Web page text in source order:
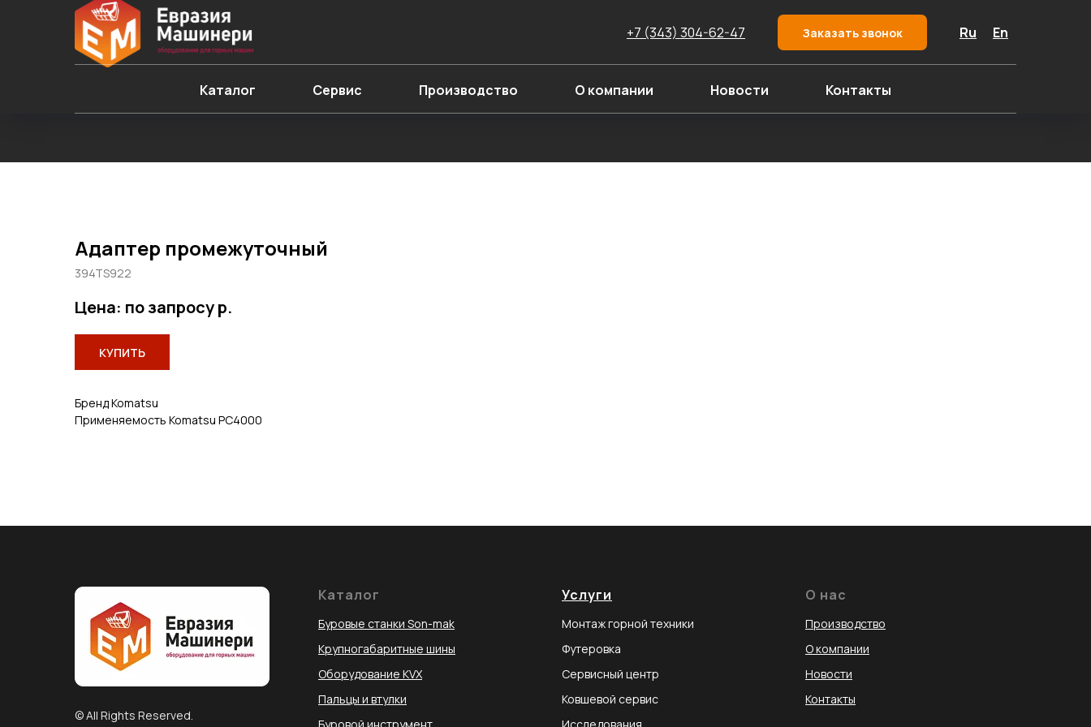
+7 (343) 304-62-47 Заказать звонок Ru En
Каталог Сервис Производство О компании Новости Контакты
Адаптер промежуточный
394TS922
Цена: по запросур.
КУПИТЬ
Бренд Komatsu
Применяемость Komatsu PC4000
© All Rights Reserved.
Каталог
Буровые станки Son-mak
Крупногабаритные шины
Оборудование KVX
Пальцы и втулки
Услуги
Монтаж горной техники
Футеровка
Сервисный центр
Ковшевой сервис
О нас
Производство
О компании
Новости
Контакты